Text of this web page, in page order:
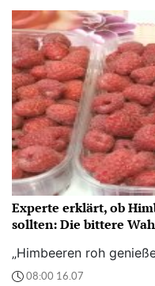
Experte erklärt, ob
sollten: Die bittere
„Himbeeren roh
08:00 16.07